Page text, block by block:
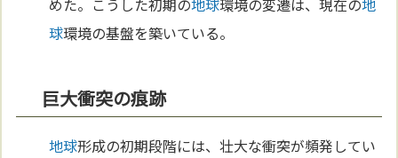
めた。こうした初期の地球環境の変遷は、現在の地
球環境の基盤を築いている。
巨大衝突の痕跡
地球形成の初期段階には、壮大な衝突が頻発してい